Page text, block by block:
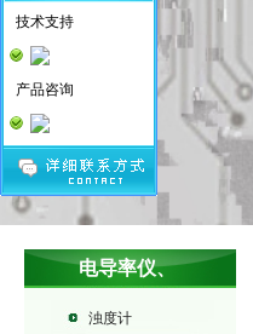
电导率仪、
DDSJ、DDS、
浊度计
技术支持
产品咨询